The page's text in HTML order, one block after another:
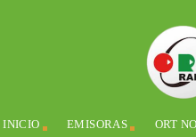
INICIO EMISORAS ORT